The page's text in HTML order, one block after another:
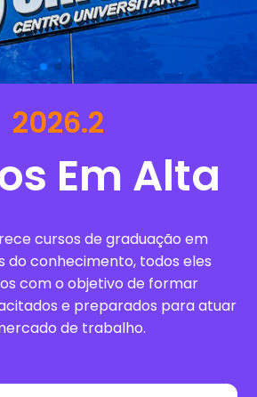
2026.2
Em Alta
cursos de graduação em
do conhecimento, todos eles
com o objetivo de formar
e preparados para atuar
de trabalho.